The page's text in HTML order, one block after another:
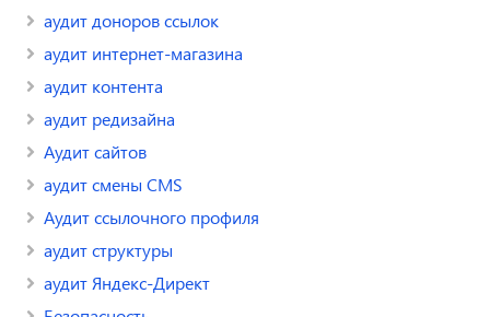
аудит доноров ссылок
аудит интернет-магазина
аудит контента
аудит редизайна
Аудит сайтов
аудит смены CMS
Аудит ссылочного профиля
аудит структуры
аудит Яндекс-Директ